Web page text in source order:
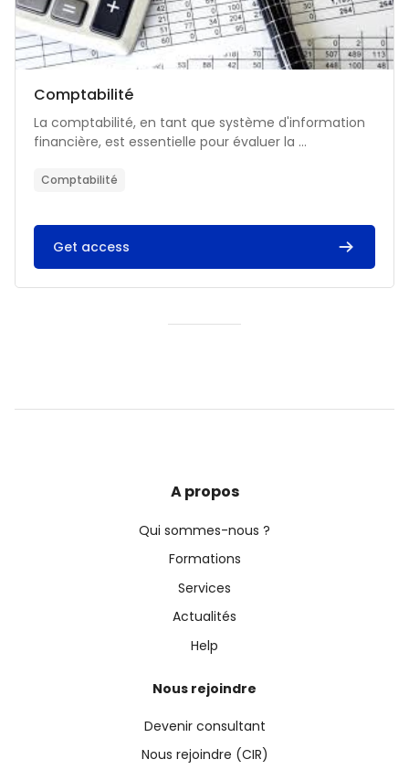
Catégorie de cours
Nom du cours
Comptabilité
Résumé du cours :
La comptabilité, en tant que système d'information
financière, est essentielle pour évaluer la ...
Comptabilité
Get access
A propos
Qui sommes-nous ?
Formations
Services
Actualités
Help
Nous rejoindre
Devenir consultant
Nous rejoindre (CIR)